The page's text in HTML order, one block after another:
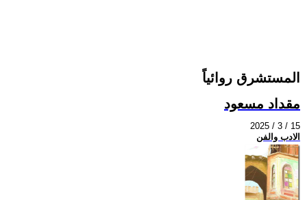
المستشرق روائياً
مقداد مسعود
2025 / 3 / 15
الادب والفن